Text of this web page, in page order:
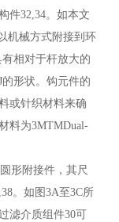
件32,34。如本文
机械方式附接到环
相对于杆放大的
形状。钩元件的
或针织材料来确
料为3MTMDual-
形附接件，其尺
。如图3A至3C所
滤介质组件30可